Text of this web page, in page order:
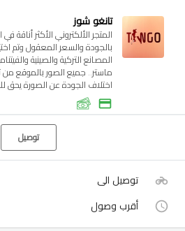
تانغو شوز
المتجر الألكتروني الأكثر أناقة في
بالجودة والسعر المعقول وتم
المصانع التركية والصينية
ماستر.. جميع الصور بالموقع من
اختلاف الجودة عن الصورة يحق
توصيل
توصيل الى
أقرب وصول